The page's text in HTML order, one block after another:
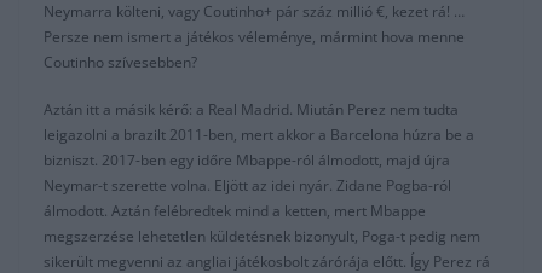
Neymarra költeni, vagy Coutinho+ pár száz millió €, kezet rá! …
Persze nem ismert a játékos véleménye, mármint hova menne
Coutinho szívesebben?
Aztán itt a másik kérő: a Real Madrid. Miután Perez nem tudta
leigazolni a brazilt 2011-ben, mert akkor a Barcelona húzra be a
bizniszt. 2017-ben egy időre Mbappe-ról álmodott, majd újra
Neymar-t szerette volna. Eljött az idei nyár. Zidane Pogba-ról
álmodott. Aztán felébredtek mind a ketten, mert Mbappe
megszerzése lehetetlen küldetésnek bizonyult, Poga-t pedig nem
sikerült megvenni az angliai játékosbolt zárórája előtt. Így Perez rá